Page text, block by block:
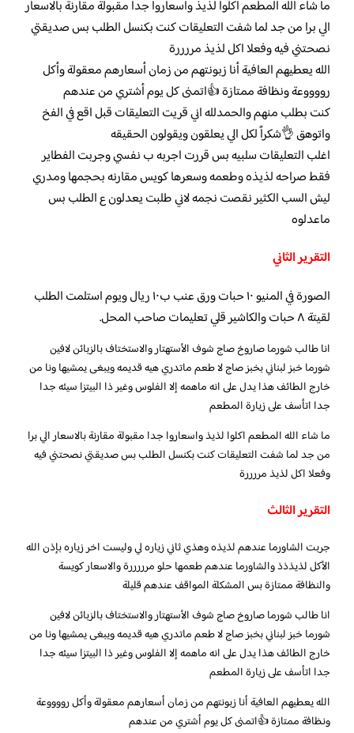
ما شاء الله المطعم اكلوا لذيذ واسعاروا جدا مقبولة مقارنة بالاسعار
الي برا من جد لما شفت التعليقات كنت بكنسل الطلب بس صديقتي
نصحتني فيه وفعلا اكل لذيذ مررررة
الله يعطيهم العافية أنا زبونتهم من زمان أسعارهم معقولة وأكل
رووووعة ونظافة ممتازة 👍اتمنى كل يوم أشتري من عندهم
كنت بطلب منهم والحمدلله اني قريت التعليقات قبل اقع في الفخ
واتوهق 👌شكراً لكل الي يعلقون ويقولون الحقيقه
اغلب التعليقات سلبيه بس قررت اجربه ب نفسي وجربت الفطاير
فقط صراحه لذيذه وطعمه وسعرها كويس مقارنه بحجمها ومدري
ليش السب الكثير نقصت نجمه لاني طلبت يعدلون ع الطلب بس
ماعدلوه
التقرير الثاني
الصورة في المنيو ١٠ حبات ورق عنب ب١٠ ريال ويوم استلمت الطلب
لقيتة ٨ حبات والكاشير قلي تعليمات صاحب المحل.
انا طالب شورما صاروخ صاج شوف الأستهتار والاستختاف بالزبائن لافين
شورما خبز لبناني بخبز صاج لا طعم ماتدري هيه قديمه ويبغى يمشيها ونا من
خارج الطائف هذا يدل على انه ماهمه إلا الفلوس وغير ذا البيتزا سيئه جدا
جدا اتأسف على زيارة المطعم
ما شاء الله المطعم اكلوا لذيذ واسعاروا جدا مقبولة مقارنة بالاسعار الي برا
من جد لما شفت التعليقات كنت بكنسل الطلب بس صديقتي نصحتني فيه
وفعلا اكل لذيذ مررررة
التقرير الثالث
جربت الشاورما عندهم لذيذه وهذي ثاني زياره لي وليست اخر زياره بإذن الله
الأكل لذيذذذ والشاورما عندهم طعمها حلو مرررررة والاسعار كويسة
والنظافة ممتازة بس المشكلة المواقف عندهم قليلة
انا طالب شورما صاروخ صاج شوف الأستهتار والاستختاف بالزبائن لافين
شورما خبز لبناني بخبز صاج لا طعم ماتدري هيه قديمه ويبغى يمشيها ونا من
خارج الطائف هذا يدل على انه ماهمه إلا الفلوس وغير ذا البيتزا سيئه جدا
جدا اتأسف على زيارة المطعم
الله يعطيهم العافية أنا زبونتهم من زمان أسعارهم معقولة وأكل رووووعة
ونظافة ممتازة 👍اتمنى كل يوم أشتري من عندهم